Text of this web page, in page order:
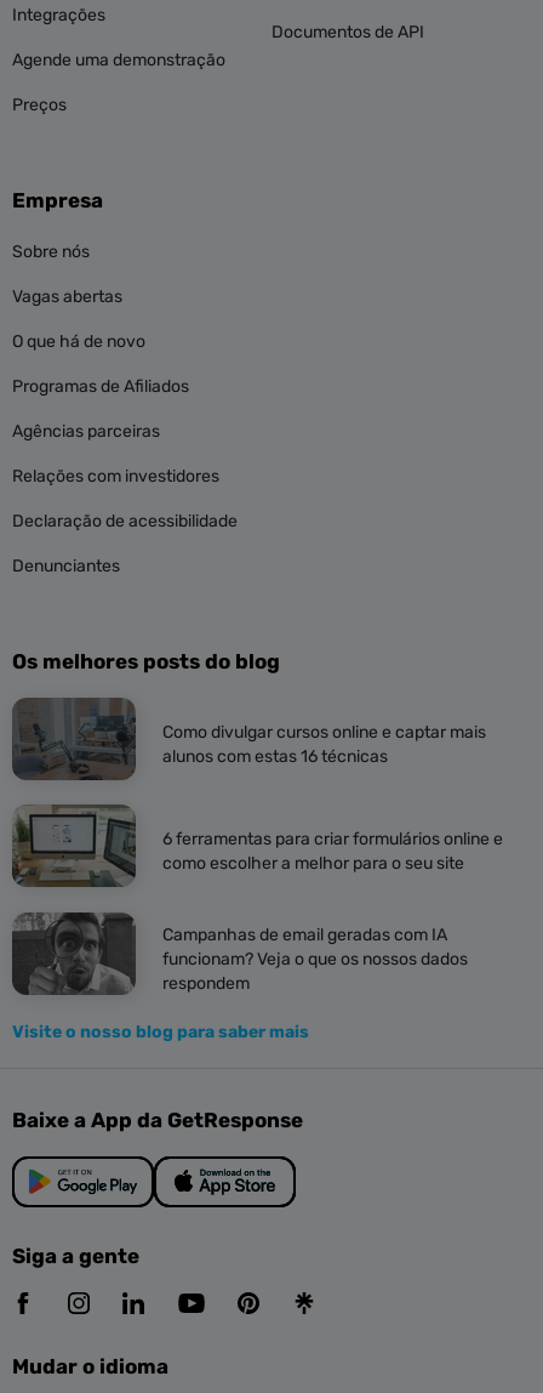
Integrações
Agende uma demonstração
Preços
Documentos de API
Empresa
Sobre nós
Vagas abertas
O que há de novo
Programas de Afiliados
Agências parceiras
Relações com investidores
Declaração de acessibilidade
Denunciantes
Os melhores posts do blog
Como divulgar cursos online e captar mais
alunos com estas 16 técnicas
6 ferramentas para criar formulários online e
como escolher a melhor para o seu site
Campanhas de email geradas com IA
funcionam? Veja o que os nossos dados
respondem
Visite o nosso blog para saber mais
Baixe a App da GetResponse
Siga a gente
Mudar o idioma